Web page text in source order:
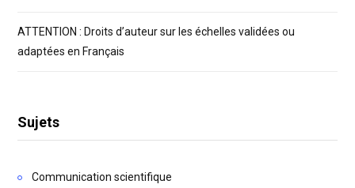
ATTENTION : Droits d’auteur sur les échelles validées ou
adaptées en Français
Sujets
Communication scientifique